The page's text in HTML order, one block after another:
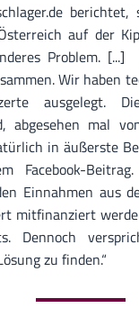
auf der
Problem. [...]
Wir haben
ausgelegt.
abgesehen mal
in äußerste
Facebook-
Einnahmen aus
mitfinanziert
Dennoch
zu finden.“